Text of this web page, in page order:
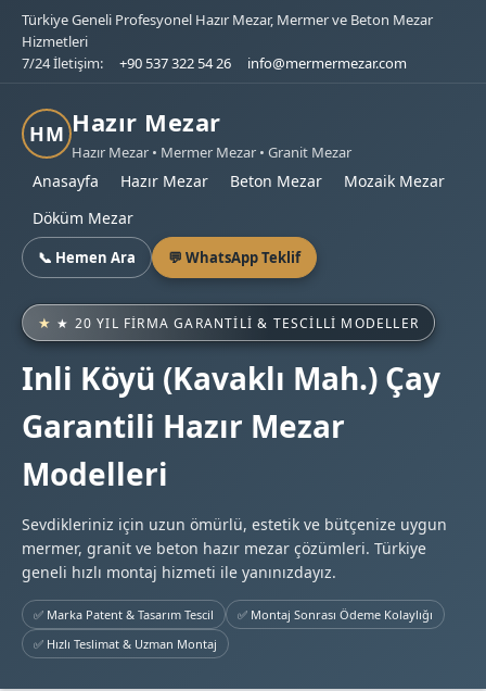
Türkiye Geneli Profesyonel Hazır Mezar, Mermer ve Beton Mezar
Hizmetleri
7/24 İletişim:
+90 537 322 54 26 info@mermermezar.com
HM Hazır Mezar
Hazır Mezar • Mermer Mezar • Granit Mezar
Anasayfa Hazır Mezar Beton Mezar
Mozaik Mezar
Döküm Mezar
📞 Hemen Ara 💬 WhatsApp Teklif
★ 20 YIL FIRMA GARANTILI & TESCILLI MODELLER
Inli Köyü (Kavaklı Mah.) Çay
Garantili Hazır Mezar
Modelleri
Sevdikleriniz için uzun ömürlü, estetik ve bütçenize uygun
mermer, granit ve beton hazır mezar çözümleri. Türkiye
geneli hızlı montaj hizmeti ile yanınızdayız.
✅ Marka Patent & Tasarım Tescil
✅ Montaj Sonrası Ödeme Kolaylığı
✅ Hızlı Teslimat & Uzman Montaj